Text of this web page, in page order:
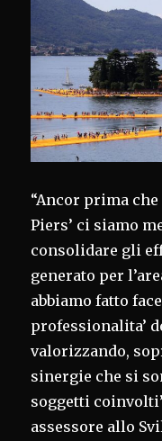
“Ancor prima
Piers’ ci siamo
consolidare gli
generato per
abbiamo fatto
professionalita’
valorizzando,
sinergie che si
soggetti
assessore allo